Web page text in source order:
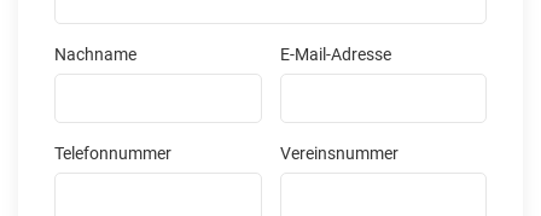
Nachname E-Mail-Adresse
Telefonnummer Vereinsnummer